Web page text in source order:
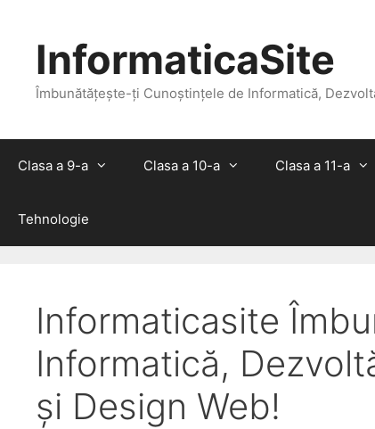
contentInformaticaSite
Îmbunătățește-ți Cunoștințele de Informatică,
Clasa a 9-a Clasa a 10-a Clasa a 11-a
Tehnologie
Informaticasite
Informatică,
și Design Web!